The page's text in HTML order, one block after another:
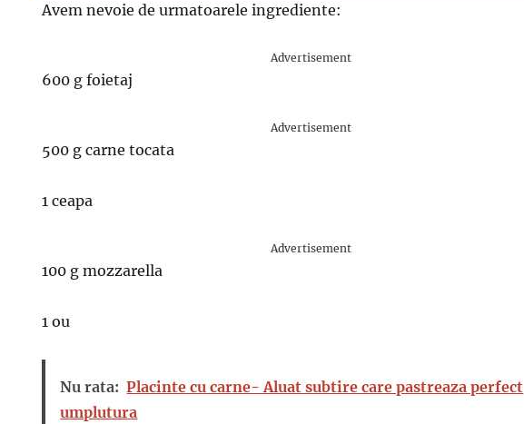
Avem nevoie de urmatoarele ingrediente:
Advertisement
600 g foietaj
Advertisement
500 g carne tocata
1 ceapa
Advertisement
100 g mozzarella
1 ou
Nu rata: Placinte cu carne- Aluat subtire care pastreaza perfect
umplutura